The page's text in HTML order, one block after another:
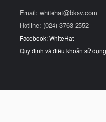
Email: whitehat@bkav.com
Hotline: (024) 3763 2552
Facebook: WhiteHat
Quy định và điều khoản sử dụng